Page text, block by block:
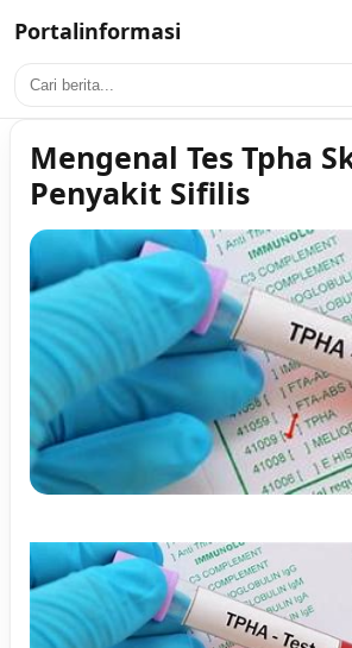
Portalinformasi
Mengenal Tes Tpha
Penyakit Sifilis